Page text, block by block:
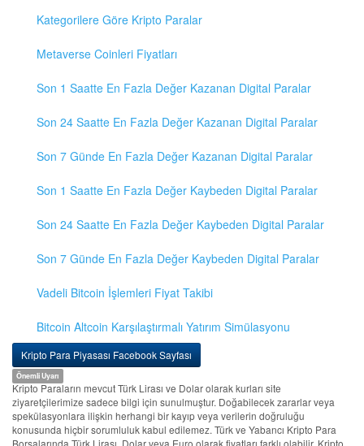
Kategorilere Göre Kripto Paralar
Metaverse Coinleri Fiyatları
Son 1 Saatte En Fazla Değer Kazanan Digital Paralar
Son 24 Saatte En Fazla Değer Kazanan Digital Paralar
Son 7 Günde En Fazla Değer Kazanan Digital Paralar
Son 1 Saatte En Fazla Değer Kaybeden Digital Paralar
Son 24 Saatte En Fazla Değer Kaybeden Digital Paralar
Son 7 Günde En Fazla Değer Kaybeden Digital Paralar
Vadeli Bitcoin İşlemleri Fiyat Takibi
Bitcoin Altcoin Karşılaştırmalı Yatırım Simülasyonu
Kripto Para Piyasası Facebook Sayfası
Önemli Uyarı
Kripto Paraların mevcut Türk Lirası ve Dolar olarak kurları site
ziyaretçilerimize sadece bilgi için sunulmuştur. Doğabilecek zararlar veya
spekülasyonlara ilişkin herhangi bir kayıp veya verilerin doğruluğu
konusunda hiçbir sorumluluk kabul edilemez. Türk ve Yabancı Kripto Para
Borsalarında Türk Lirası, Dolar veya Euro olarak fiyatları farklı olabilir. Kripto